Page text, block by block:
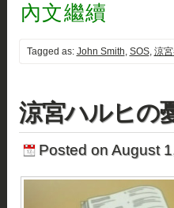
內文繼續
Tagged as: John Smith, SOS, 涼宮
涼宮ハルヒの
Posted on August